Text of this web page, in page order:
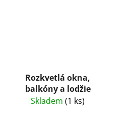
Rozkvetlá okna,
balkóny a lodžie
Skladem (1 ks)